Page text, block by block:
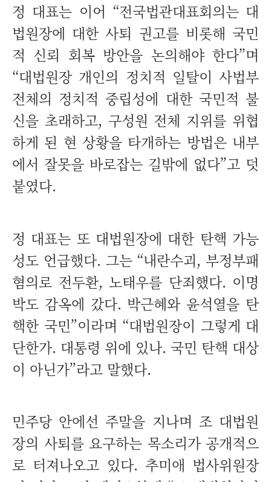
정 대표는 이어 “전국법관대표회의는 대
법원장에 대한 사퇴 권고를 비롯해 국민
적 신뢰 회복 방안을 논의해야 한다”며
“대법원장 개인의 정치적 일탈이 사법부
전체의 정치적 중립성에 대한 국민적 불
신을 초래하고, 구성원 전체 지위를 위협
하게 된 현 상황을 타개하는 방법은 내부
에서 잘못을 바로잡는 길밖에 없다”고 덧
붙였다.
정 대표는 또 대법원장에 대한 탄핵 가능
성도 언급했다. 그는 “내란수괴, 부정부패
혐의로 전두환, 노태우를 단죄했다. 이명
박도 감옥에 갔다. 박근혜와 윤석열을 탄
핵한 국민”이라며 “대법원장이 그렇게 대
단한가. 대통령 위에 있나. 국민 탄핵 대상
이 아닌가”라고 말했다.
민주당 안에선 주말을 지나며 조 대법원
장의 사퇴를 요구하는 목소리가 공개적으
로 터져나오고 있다. 추미애 법사위원장